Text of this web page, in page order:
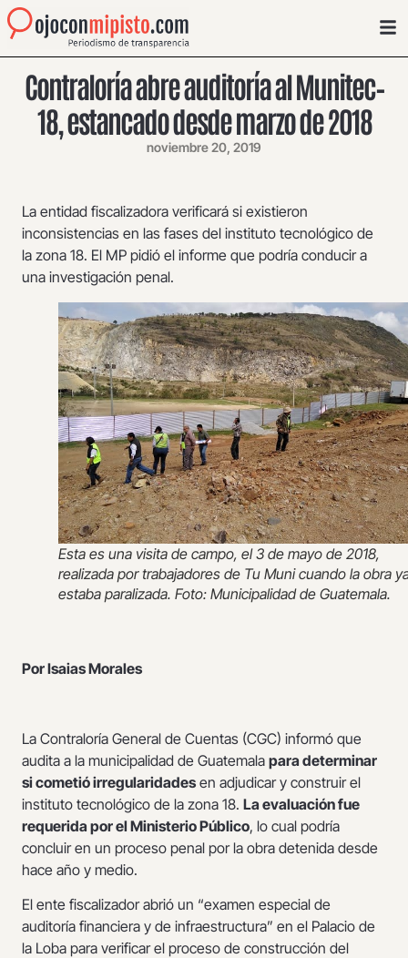
Contraloría abre auditoría al Munitec–
18, estancado desde marzo de 2018
noviembre 20, 2019
La entidad fiscalizadora verificará si existieron
inconsistencias en las fases del instituto tecnológico de
la zona 18. El MP pidió el informe que podría conducir a
una investigación penal.
Esta es una visita de campo, el 3 de mayo de 2018,
realizada por trabajadores de Tu Muni cuando la obra
estaba paralizada. Foto: Municipalidad de Guatemala.
Por Isaias Morales
La Contraloría General de Cuentas (CGC) informó que
audita a la municipalidad de Guatemala para determinar
si cometió irregularidades en adjudicar y construir el
instituto tecnológico de la zona 18. La evaluación fue
requerida por el Ministerio Público, lo cual podría
concluir en un proceso penal por la obra detenida desde
hace año y medio.
El ente fiscalizador abrió un “examen especial de
auditoría financiera y de infraestructura” en el Palacio de
la Loba para verificar el proceso de construcción del